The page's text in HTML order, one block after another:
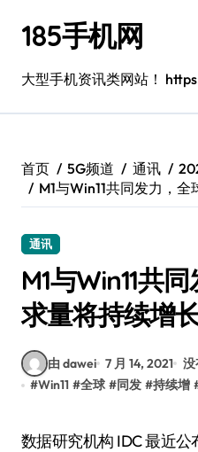
185手机网
大型手机资讯类网站！
首页 5G频道 通讯
M1与Win11共同发力，
通讯
M1与Win11共
求量将持续增
由 dawei 7 月 14, 2021 没
#Win11 #全球 #同发 #持续增
数据研究机构 IDC 最近公布了 2021 年 Q2 全球 PC 市